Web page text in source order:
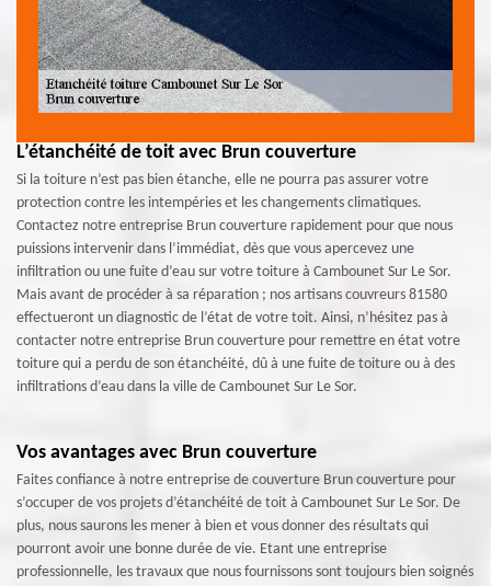
L’étanchéité de toit avec Brun couverture
Si la toiture n’est pas bien étanche, elle ne pourra pas assurer votre
protection contre les intempéries et les changements climatiques.
Contactez notre entreprise Brun couverture rapidement pour que nous
puissions intervenir dans l’immédiat, dès que vous apercevez une
infiltration ou une fuite d’eau sur votre toiture à Cambounet Sur Le Sor.
Mais avant de procéder à sa réparation ; nos artisans couvreurs 81580
effectueront un diagnostic de l’état de votre toit. Ainsi, n’hésitez pas à
contacter notre entreprise Brun couverture pour remettre en état votre
toiture qui a perdu de son étanchéité, dû à une fuite de toiture ou à des
infiltrations d’eau dans la ville de Cambounet Sur Le Sor.
Vos avantages avec Brun couverture
Faites confiance à notre entreprise de couverture Brun couverture pour
s’occuper de vos projets d’étanchéité de toit à Cambounet Sur Le Sor. De
plus, nous saurons les mener à bien et vous donner des résultats qui
pourront avoir une bonne durée de vie. Etant une entreprise
professionnelle, les travaux que nous fournissons sont toujours bien soignés